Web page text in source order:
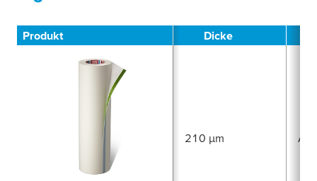
Produkt Dicke
210 µm